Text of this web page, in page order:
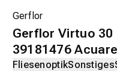
Gerflor
Gerflor Virtuo 30
39181476
FliesenoptikSonstiges